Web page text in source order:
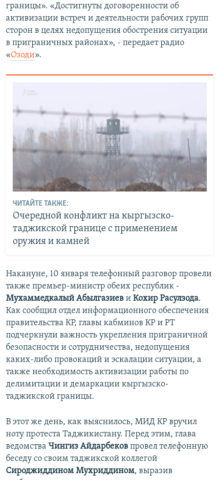
границы». «Достигнуты договоренности об
активизации встреч и деятельности рабочих групп
сторон в целях недопущения обострения ситуации
в приграничных районах», - передает радио
«Озоди».
ЧИТАЙТЕ ТАКЖЕ:
Очередной конфликт на кыргызско-
таджикской границе с применением
оружия и камней
Накануне, 10 января телефонный разговор провели
также премьер-министр обеих республик -
Мухаммедкалый Абылгазиев и Кохир Расулзода.
Как сообщил отдел информационного обеспечения
правительства КР, главы кабминов КР и РТ
подчеркнули важность укрепления приграничной
безопасности и сотрудничества, недопущения
каких-либо провокаций и эскалации ситуации, а
также необходимость активизации работы по
делимитации и демаркации кыргызско-
таджикской границы.
В этот же день, как выяснилось, МИД КР вручил
ноту протеста Таджикистану. Перед этим, глава
ведомства Чингиз Айдарбеков провел телефонную
беседу со своим таджикской коллегой
Сироджиддином Мухриддином, выразив